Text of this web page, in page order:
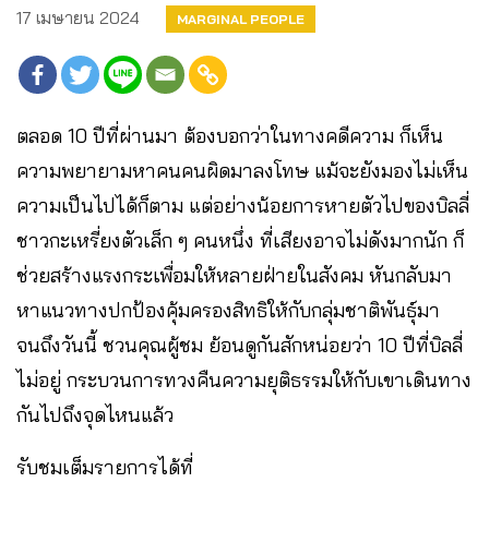
17 เมษายน 2024 MARGINAL PEOPLE
ตลอด 10 ปีที่ผ่านมา ต้องบอกว่าในทางคดีความ ก็เห็น
ความพยายามหาคนคนผิดมาลงโทษ แม้จะยังมองไม่เห็น
ความเป็นไปได้ก็ตาม แต่อย่างน้อยการหายตัวไปของบิลลี่
ชาวกะเหรี่ยงตัวเล็ก ๆ คนหนึ่ง ที่เสียงอาจไม่ดังมากนัก ก็
ช่วยสร้างแรงกระเพื่อมให้หลายฝ่ายในสังคม หันกลับมา
หาแนวทางปกป้องคุ้มครองสิทธิให้กับกลุ่มชาติพันธุ์มา
จนถึงวันนี้ ชวนคุณผู้ชม ย้อนดูกันสักหน่อยว่า 10 ปีที่บิลลี่
ไม่อยู่ กระบวนการทวงคืนความยุติธรรมให้กับเขาเดินทาง
กันไปถึงจุดไหนแล้ว
รับชมเต็มรายการได้ที่